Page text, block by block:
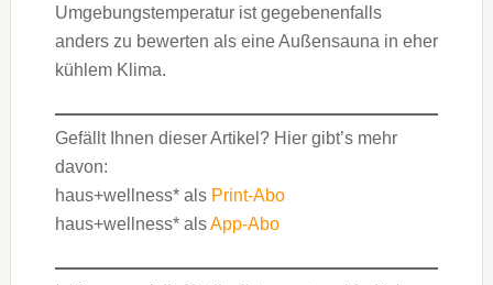
Umgebungstemperatur ist gegebenenfalls
anders zu bewerten als eine Außensauna in eher
kühlem Klima.
Gefällt Ihnen dieser Artikel? Hier gibt’s mehr
davon:
haus+wellness* als Print-Abo
haus+wellness* alsApp-Abo